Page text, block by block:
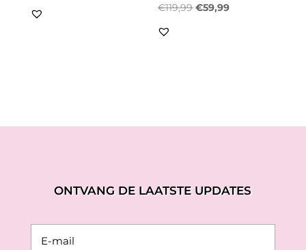
€119,99 Oorspronkelijke
€59,99Huidige
ONTVANG DE LAATSTE UPDATES